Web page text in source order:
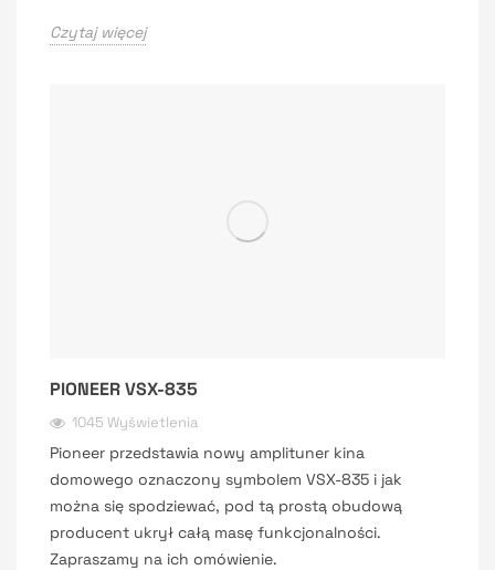
Czytaj więcej
PIONEER VSX-835
1045 Wyświetlenia
Pioneer przedstawia nowy amplituner kina
domowego oznaczony symbolem VSX-835 i jak
można się spodziewać, pod tą prostą obudową
producent ukrył całą masę funkcjonalności.
Zapraszamy na ich omówienie.